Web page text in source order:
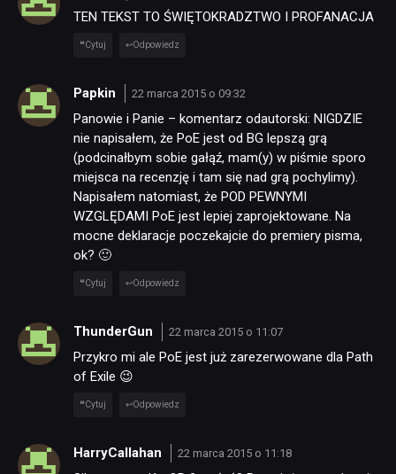
NEWSY
PUBLICYSTYKA
KULTURA
TEN TEKST TO ŚWIĘTOKRADZTWO I PROFANACJA
Cytuj Odpowiedz
Papkin 22 marca 2015 o 09:32
Panowie i Panie – komentarz odautorski: NIGDZIE
nie napisałem, że PoE jest od BG lepszą grą
(podcinałbym sobie gałąź, mam(y) w piśmie sporo
miejsca na recenzję i tam się nad grą pochylimy).
Napisałem natomiast, że POD PEWNYMI
WZGLĘDAMI PoE jest lepiej zaprojektowane. Na
mocne deklaracje poczekajcie do premiery pisma,
ok? 🙂
Cytuj Odpowiedz
ThunderGun 22 marca 2015 o 11:07
Przykro mi ale PoE jest już zarezerwowane dla Path
of Exile 😉
Cytuj Odpowiedz
HarryCallahan 22 marca 2015 o 11:18